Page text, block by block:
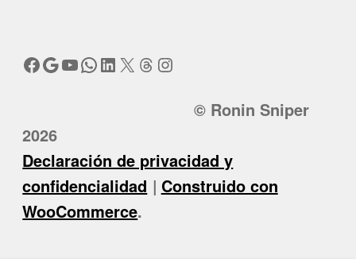
Facebook
Google
YouTube
WhatsApp
LinkedIn
X Threads
Instagram
© Ronin Sniper
2026
Declaración de privacidad y
confidencialidad
Construido con
WooCommerce.